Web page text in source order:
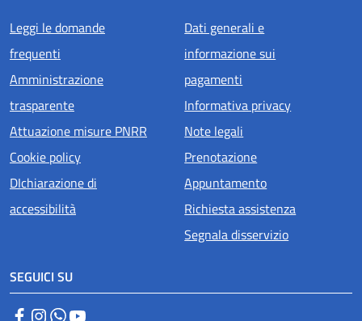
Menu piè di pagina
Leggi le domande
frequenti
Amministrazione
trasparente
Attuazione misure PNRR
Cookie policy
DIchiarazione di
accessibilità
Dati generali e
informazione sui
pagamenti
Informativa privacy
Note legali
Prenotazione
Appuntamento
Richiesta assistenza
Segnala disservizio
SEGUICI SU
Facebook
Instagram
WhatsApp